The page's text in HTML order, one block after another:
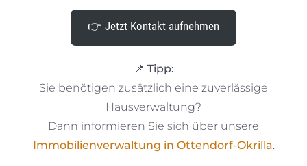
👉 Jetzt Kontakt aufnehmen
📌 Tipp:
Sie benötigen zusätzlich eine zuverlässige
Hausverwaltung?
Dann informieren Sie sich über unsere
Immobilienverwaltung in Ottendorf-Okrilla.